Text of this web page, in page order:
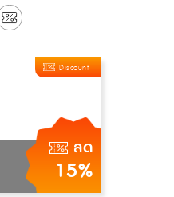
ลด
15%
Discount